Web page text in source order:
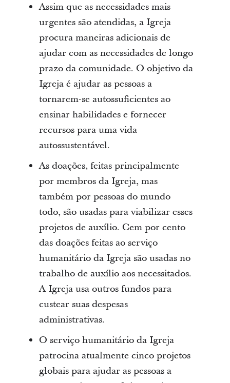
Assim que as necessidades mais
urgentes são atendidas, a Igreja
procura maneiras adicionais de
ajudar com as necessidades de longo
prazo da comunidade. O objetivo da
Igreja é ajudar as pessoas a
tornarem-se autossuficientes ao
ensinar habilidades e fornecer
recursos para uma vida
autossustentável.
As doações, feitas principalmente
por membros da Igreja, mas
também por pessoas do mundo
todo, são usadas para viabilizar esses
projetos de auxílio. Cem por cento
das doações feitas ao serviço
humanitário da Igreja são usadas no
trabalho de auxílio aos necessitados.
A Igreja usa outros fundos para
custear suas despesas
administrativas.
O serviço humanitário da Igreja
patrocina atualmente cinco projetos
globais para ajudar as pessoas a